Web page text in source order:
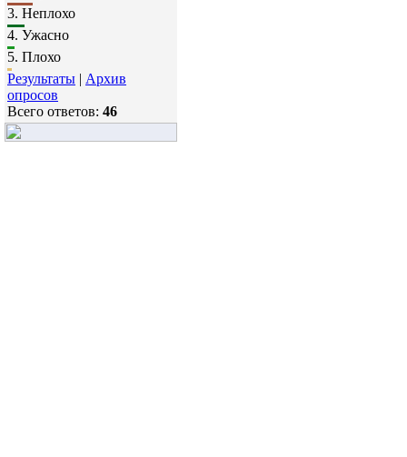
3. Неплохо
4. Ужасно
5. Плохо
Результаты | Архив
опросов
Всего ответов: 46